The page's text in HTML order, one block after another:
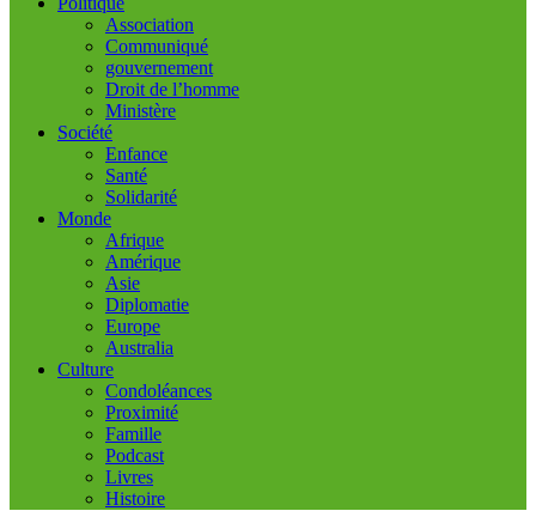
Association
Communiqué
gouvernement
Droit de l’homme
Ministère
Société
Enfance
Santé
Solidarité
Monde
Afrique
Amérique
Asie
Diplomatie
Europe
Australia
Culture
Condoléances
Proximité
Famille
Podcast
Livres
Histoire